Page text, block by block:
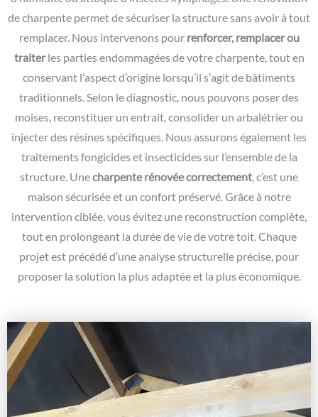
de charpente permet de sécuriser la structure sans avoir à tout
remplacer. Nous intervenons pour renforcer, remplacer ou
traiterles parties endommagées de votre charpente, tout en
conservant l’aspect d’origine lorsqu’il s’agit de bâtiments
traditionnels. Selon le diagnostic, nous pouvons poser des
moises, reconstituer un entrait, consolider un arbalétrier ou
injecter des résines spécifiques. Nous assurons également les
traitements fongicides et insecticides sur l’ensemble de la
structure. Unecharpente rénovée correctement, c’est une
maison sécurisée et un confort préservé. Grâce à notre
intervention ciblée, vous évitez une reconstruction complète,
tout en prolongeant la durée de vie de votre toit. Chaque
projet est précédé d’une analyse structurelle précise, pour
proposer la solution la plus adaptée et la plus économique.